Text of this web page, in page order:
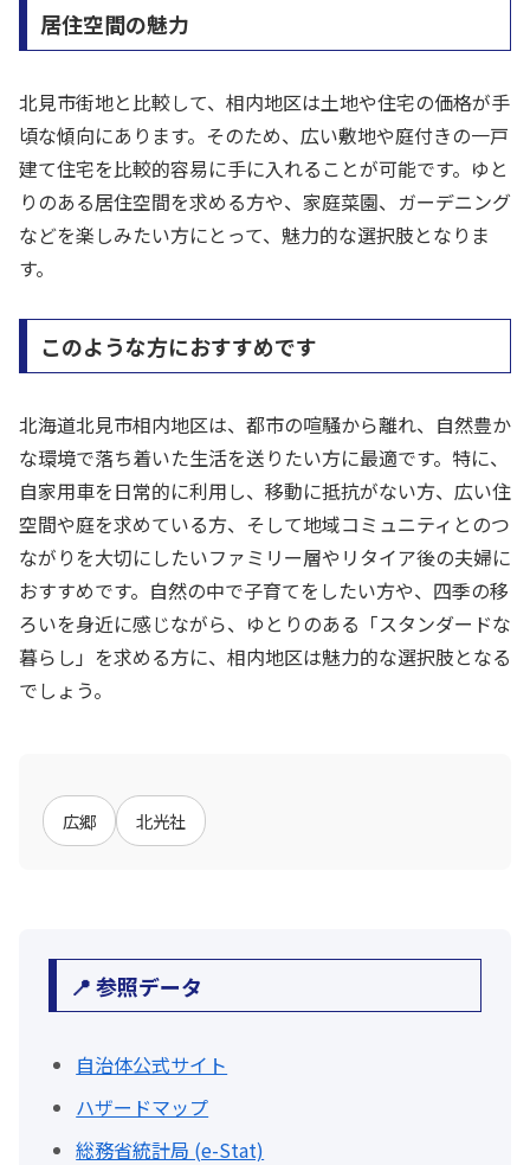
居住空間の魅力
北見市街地と比較して、相内地区は土地や住宅の価格が手
頃な傾向にあります。そのため、広い敷地や庭付きの一戸
建て住宅を比較的容易に手に入れることが可能です。ゆと
りのある居住空間を求める方や、家庭菜園、ガーデニング
などを楽しみたい方にとって、魅力的な選択肢となりま
す。
このような方におすすめです
北海道北見市相内地区は、都市の喧騒から離れ、自然豊か
な環境で落ち着いた生活を送りたい方に最適です。特に、
自家用車を日常的に利用し、移動に抵抗がない方、広い住
空間や庭を求めている方、そして地域コミュニティとのつ
ながりを大切にしたいファミリー層やリタイア後の夫婦に
おすすめです。自然の中で子育てをしたい方や、四季の移
ろいを身近に感じながら、ゆとりのある「スタンダードな
暮らし」を求める方に、相内地区は魅力的な選択肢となる
でしょう。
広郷 北光社
📍 参照データ
自治体公式サイト
ハザードマップ
総務省統計局 (e-Stat)